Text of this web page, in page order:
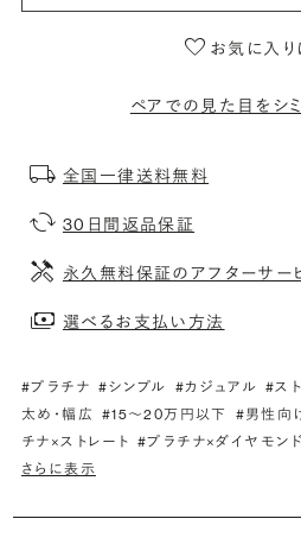
お気に入り
ペアでの見た目をシ
全国一律送料無料
30日間返品保証
永久無料保証のアフターサー
選べるお支払い方法
#プラチナ #シンプル #カジュアル #ス
太め・幅広 #15〜20万円以下 #男性向
チナ×ストレート #プラチナ×ダイヤモン
さらに表示